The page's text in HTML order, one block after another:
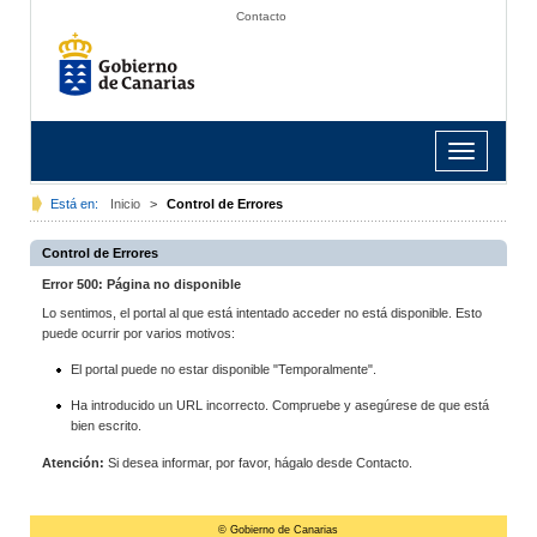
Contacto
Toggle
navigation
Está en: Inicio > Control de Errores
Control de Errores
Error 500: Página no disponible
Lo sentimos, el portal al que está intentado acceder no está disponible. Esto
puede ocurrir por varios motivos:
El portal puede no estar disponible "Temporalmente".
Ha introducido un URL incorrecto. Compruebe y asegúrese de que está
bien escrito.
Atención: Si desea informar, por favor, hágalo desde Contacto.
© Gobierno de Canarias